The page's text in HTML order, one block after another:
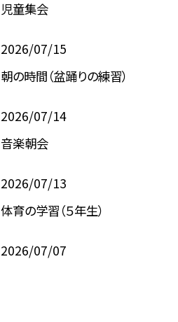
児童集会
2026/07/15
朝の時間（盆踊りの練習）
2026/07/14
音楽朝会
2026/07/13
体育の学習（５年生）
2026/07/07